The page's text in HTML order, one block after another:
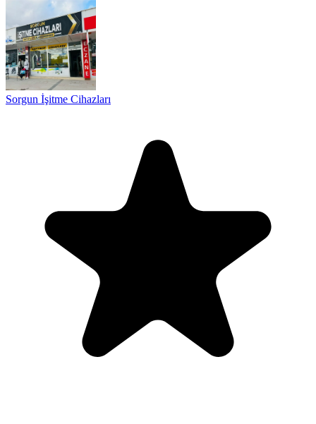
Sorgun İşitme Cihazları